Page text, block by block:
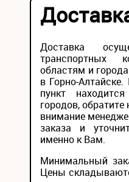
Доставка
транспортных
областям и
в Горно-
пункт
городов, обратите
внимание
заказа и
именно к Вам.
Минимальный
Цены